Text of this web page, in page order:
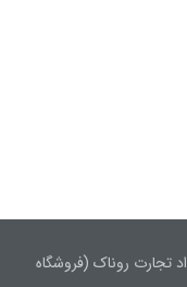
تجارت روناک (فروشگاه